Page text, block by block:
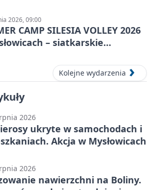
2026, 09:00
CAMP SILESIA VOLLEY 2026
– siatkarskie
Kolejne wydarzenia
2026
ukryte w samochodach i
Akcja w Mysłowicach
2026
nawierzchni na Boliny.